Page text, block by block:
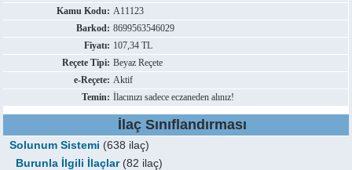
Kamu Kodu: A11123
Barkod: 8699563546029
Fiyatı: 107,34 TL
Reçete Tipi: Beyaz Reçete
e-Reçete: Aktif
Temin: İlacınızı sadece eczaneden alınız!
İlaç Sınıflandırması
Solunum Sistemi (638 ilaç)
Burunla İlgili İlaçlar(82 ilaç)